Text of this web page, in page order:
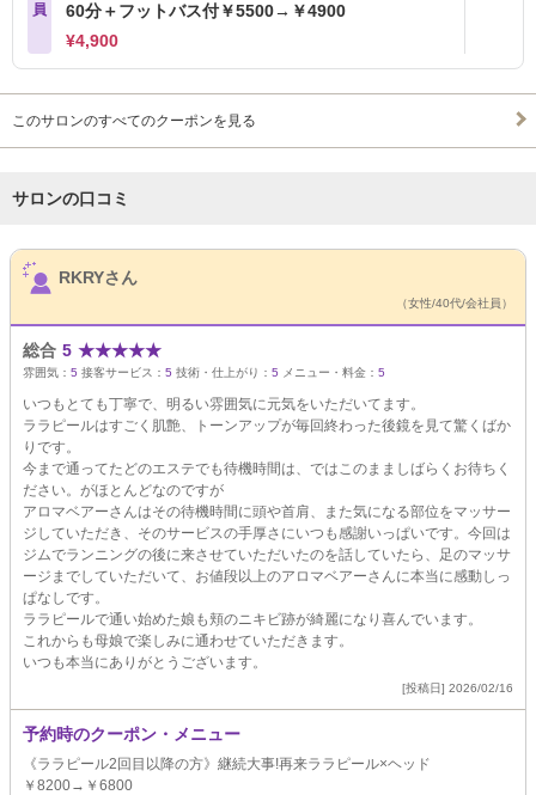
員
60分＋フットバス付￥5500→￥4900
¥4,900
このサロンのすべてのクーポンを見る
サロンの口コミ
サロンPick Up
RKRYさん
（女性/40代/会社員）
総合 5 ★★★★★
雰囲気： 5 接客サービス： 5 技術・仕上がり： 5 メニュー・料金： 5
いつもとても丁寧で、明るい雰囲気に元気をいただいてます。
ララピールはすごく肌艶、トーンアップが毎回終わった後鏡を見て驚くばか
りです。
今まで通ってたどのエステでも待機時間は、ではこのまましばらくお待ちく
ださい。がほとんどなのですが
アロマベアーさんはその待機時間に頭や首肩、また気になる部位をマッサー
ジしていただき、そのサービスの手厚さにいつも感謝いっぱいです。今回は
ジムでランニングの後に来させていただいたのを話していたら、足のマッサ
ージまでしていただいて、お値段以上のアロマベアーさんに本当に感動しっ
ぱなしです。
ララピールで通い始めた娘も頬のニキビ跡が綺麗になり喜んでいます。
これからも母娘で楽しみに通わせていただきます。
いつも本当にありがとうございます。
[投稿日] 2026/02/16
予約時のクーポン・メニュー
《ララピール2回目以降の方》継続大事!再来ララピール×ヘッド
￥8200→￥6800